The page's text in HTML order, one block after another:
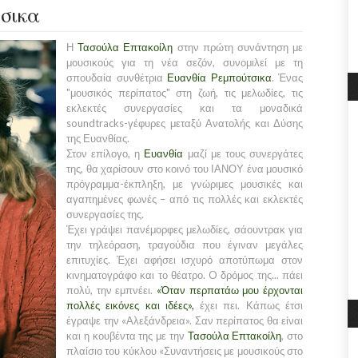
Η Τασούλα Επτακοίλη στην πρώτη συνάντηση με
μουσικούς για τη νέα σεζόν, συνομιλεί με τη
σπουδαία συνθέτρια Ευανθία Ρεμπούτσικα. Ένας
"μουσικός περίπατος" στη ζωή, τις μελωδίες, τις
εκλεκτές συνεργασίες και τα μοναδικά
soundtracks-γέφυρες μεταξύ Ανατολής και Δύσης
της Ευανθίας.
Στον επίλογο, η Ευανθία μαζί με τους συνεργάτες
της, θα χαρίσουν στο κοινό του ΙΑΝΟΥ ένα μουσικό
πρόγραμμα-έκπληξη, με γνώριμες μουσικές και
αγαπημένες φωνές – από τις πολλές και εκλεκτές
συνεργασίες της.
Έχει γράψει πανέμορφες μελωδίες, σάουντρακ για
την τηλεόραση, τραγούδια που έγιναν μεγάλες
επιτυχίες. Έχει αφήσει ισχυρό αποτύπωμα στον
κινηματογράφο και το θέατρο. O δρόμος της... πάει
πολύ, την εμπνέει. «Όταν περπατάω μου έρχονται
πολλές εικόνες και ιδέες», έχει πει. Κάπως έτσι
έγραψε την «Αλεξάνδρεια». Σαν περίπατος θα είναι
και η κουβέντα της με την Τασούλα Επτακοίλη, στο
πλαίσιο του κύκλου «Συναντήσεις με μουσικούς στο